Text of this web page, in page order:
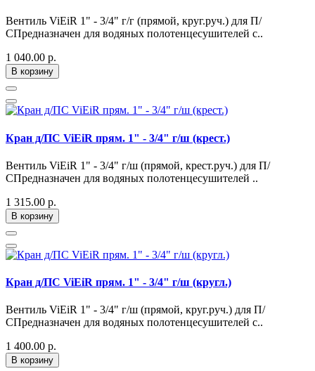
Вентиль ViEiR 1" - 3/4" г/г (прямой, круг.руч.) для П/
СПредназначен для водяных полотенцесушителей с..
1 040.00 р.
В корзину
Кран д/ПС ViEiR прям. 1" - 3/4" г/ш (крест.)
Вентиль ViEiR 1" - 3/4" г/ш (прямой, крест.руч.) для П/
СПредназначен для водяных полотенцесушителей ..
1 315.00 р.
В корзину
Кран д/ПС ViEiR прям. 1" - 3/4" г/ш (кругл.)
Вентиль ViEiR 1" - 3/4" г/ш (прямой, круг.руч.) для П/
СПредназначен для водяных полотенцесушителей с..
1 400.00 р.
В корзину